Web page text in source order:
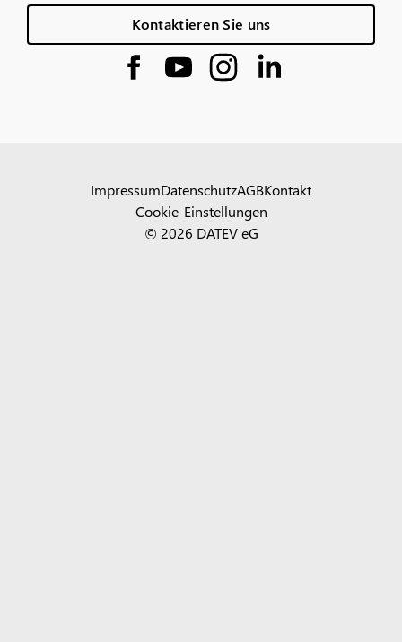
Kontaktieren Sie uns
© 2026 DATEV eG
ImpressumDatenschutzAGBKontakt
Cookie-Einstellungen